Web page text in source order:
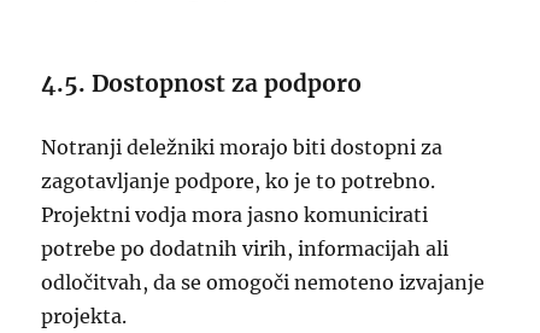
4.5. Dostopnost za podporo
Notranji deležniki morajo biti dostopni za
zagotavljanje podpore, ko je to potrebno.
Projektni vodja mora jasno komunicirati
potrebe po dodatnih virih, informacijah ali
odločitvah, da se omogoči nemoteno izvajanje
projekta.